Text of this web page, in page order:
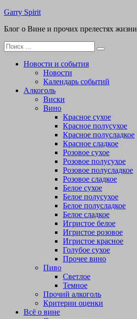
Перейти
содержимому
Garry Spirit
Блог о Вине и прочих прелестях жизни
Поиск
для:
Новости и события
Новости
Календарь событий
Алкоголь
Виски
Вино
Красное сухое
Красное полусухое
Красное полусладкое
Красное сладкое
Розовое сухое
Розовое полусухое
Розовое полусладкое
Розовое сладкое
Белое сухое
Белое полусухое
Белое полусладкое
Белое сладкое
Игристое белое
Игристое розовое
Игристое красное
Голубое сухое
Прочее вино
Пиво
Светлое
Темное
Прочий алкоголь
Критерии оценки
Всё о вине